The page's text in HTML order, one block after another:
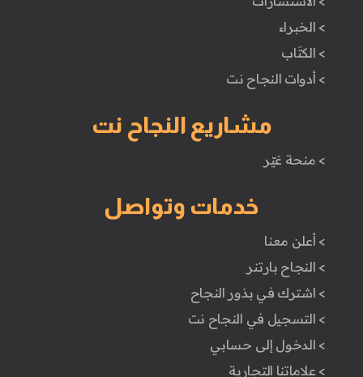
> الخبراء
> الكتَاب
> أدوات النجاح نت
مشاريع النجاح نت
> منحة غيّر
خدمات وتواصل
> أعلن معنا
> النجاح بارتنر
> اشترك في بذور النجاح
> التسجيل في النجاح نت
> الدخول إلى حسابي
> علاماتنا التجارية